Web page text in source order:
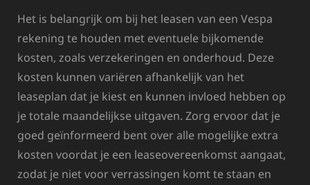
Het is belangrijk om bij het leasen van een Vespa
rekening te houden met eventuele bijkomende
kosten, zoals verzekeringen en onderhoud. Deze
kosten kunnen variëren afhankelijk van het
leaseplan dat je kiest en kunnen invloed hebben op
je totale maandelijkse uitgaven. Zorg ervoor dat je
goed geïnformeerd bent over alle mogelijke extra
kosten voordat je een leaseovereenkomst aangaat,
zodat je niet voor verrassingen komt te staan en